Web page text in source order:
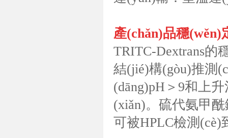
產(chǎn)品穩(wěn)
TRITC-Dextrans的
結(jié)構(gòu)推測
(dāng)pH＞9和上
(xiǎn)。硫代氨甲
可被HPLC檢測(cè)